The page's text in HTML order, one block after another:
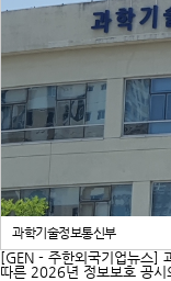
과학기술정보통신부
[GEN - 주한외국기업뉴스]
따른 2026년 정보보호 공